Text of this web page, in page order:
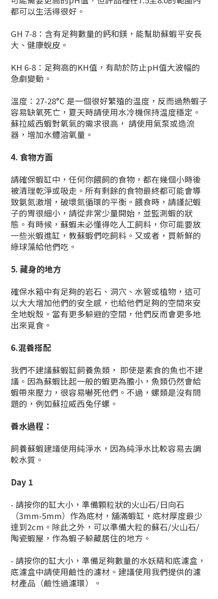
都可以生活得很好。
GH 7-8：含有足夠數量的鈣和鎂，能幫助蘇蝦平安長
大、健康蛻皮。
KH 6-8：足夠高的KH值，有助於防止pH值大波幅的
急劇變動。
溫度：27-28°C 是一個很好繁殖的温度，反而過熱蝦子
容易缺氧死亡，夏天時請使用水冷機保持温度穩定。
蘇拉威西蝦對氧氣的需求很高， 請使用氣泵或造流
器，增加水體溶氧量。
4. 食物方面
請確保蝦缸中，任何你餵飼的食物，都在幾個小時後
被清理乾淨或吸走。所有剩餘的食物最終都可能會導
致氨氮激增，破壞氮循環的平衡。餵食時，請謹記蝦
子的胃很細小，請從非常少量開始，並監測蝦的狀
態。有時候，蘇蝦未必懂得吃人工飼料，你可能要放
一些米蝦進缸，教蘇蝦們吃飼料。又或者，買新鮮的
綠球藻給他們吃。
5. 藏身的地方
確保水箱中有足夠的岩石、洞穴、水管或植物，這可
以大大增加他們的安全感，也給他們足夠的空間來安
全地蛻殼。當有更多躲避的空間，他們反而會更多地
出來覓食。
6.混養搭配
我們不建議蘇蝦缸飼養魚類， 即使是素食的魚也不建
議。因為蘇蝦比起一般的蝦更為膽小，魚類仍然會給
蝦帶來壓力，很容易嚇死他們。不過，螺類是沒有問
題的，例如蘇拉威西兔仔螺。
養水過程：
飼養蘇蝦建議使用純淨水，因為純淨水比較容易去調
較水質。
Day 1
- 請按你的缸大小，準備顆粒狀的火山石/日向石
（3mm-5mm）作為底材，舖滿蝦缸，底材厚度最少
達到2cm。除此之外，可以準備大粒的蘇石/火山石/
陶瓷蝦屋，作為蝦子躲藏居住的地方。
- 請按你的缸大小，準備足夠數量的水妖精和底濾盒，
底濾盒中請使用鹼性的濾材。建議使用我們提供的濾
材產品（鹼性過濾環）。